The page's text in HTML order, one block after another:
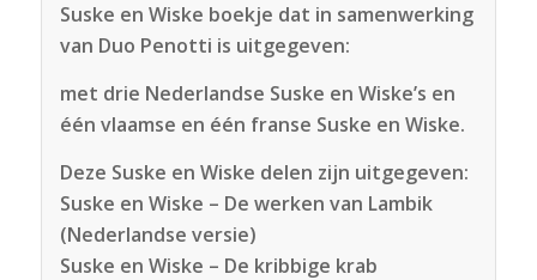
Suske en Wiske boekje dat in samenwerking
van Duo Penotti is uitgegeven:
met drie Nederlandse Suske en Wiske’s en
één vlaamse en één franse Suske en Wiske.
Deze Suske en Wiske delen zijn uitgegeven:
Suske en Wiske – De werken van Lambik
(Nederlandse versie)
Suske en Wiske – De kribbige krab